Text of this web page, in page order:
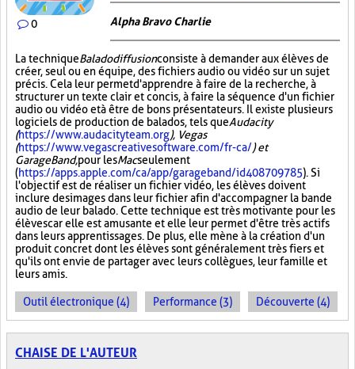
0 Alpha Bravo Charlie
La techniqueBaladodiffusionconsiste à demander aux élèves de
créer, seul ou en équipe, des fichiers audio ou vidéo sur un sujet
précis. Cela leur permet d'apprendre à faire de la recherche, à
structurer un texte clair et concis, à faire la séquence d'un fichier
audio ou vidéo et à être de bons présentateurs. Il existe plusieurs
logiciels de production de balados, tels queAudacity
(https://www.audacityteam.org), Vegas
(https://www.vegascreativesoftware.com/fr-ca/) et
GarageBand,pour lesMacseulement
(https://apps.apple.com/ca/app/garageband/id408709785). Si
l'objectif est de réaliser un fichier vidéo, les élèves doivent
inclure des images dans leur fichier afin d'accompagner la bande
audio de leur balado. Cette technique est très motivante pour les
élèves car elle est amusante et elle leur permet d'être très actifs
dans leurs apprentissages. De plus, elle mène à la création d'un
produit concret dont les élèves sont généralement très fiers et
qu'ils ont envie de partager avec leurs collègues, leur famille et
leurs amis.
Outil électronique (4) Performance (3) Découverte (4)
CHAISE DE L'AUTEUR